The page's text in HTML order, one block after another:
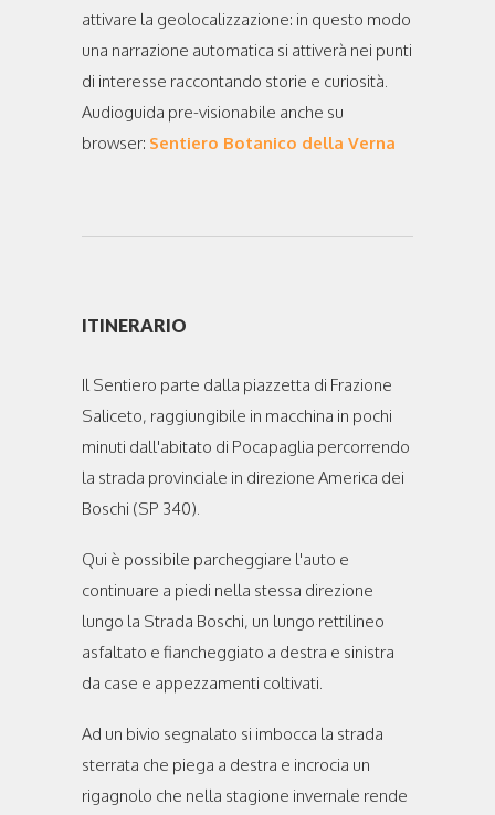
attivare la geolocalizzazione: in questo modo
una narrazione automatica si attiverà nei punti
di interesse raccontando storie e curiosità.
Audioguida pre-visionabile anche su
browser: Sentiero Botanico della Verna
ITINERARIO
Il Sentiero parte dalla piazzetta di Frazione
Saliceto, raggiungibile in macchina in pochi
minuti dall'abitato di Pocapaglia percorrendo
la strada provinciale in direzione America dei
Boschi (SP 340).
Qui è possibile parcheggiare l'auto e
continuare a piedi nella stessa direzione
lungo la Strada Boschi, un lungo rettilineo
asfaltato e fiancheggiato a destra e sinistra
da case e appezzamenti coltivati.
Ad un bivio segnalato si imbocca la strada
sterrata che piega a destra e incrocia un
rigagnolo che nella stagione invernale rende